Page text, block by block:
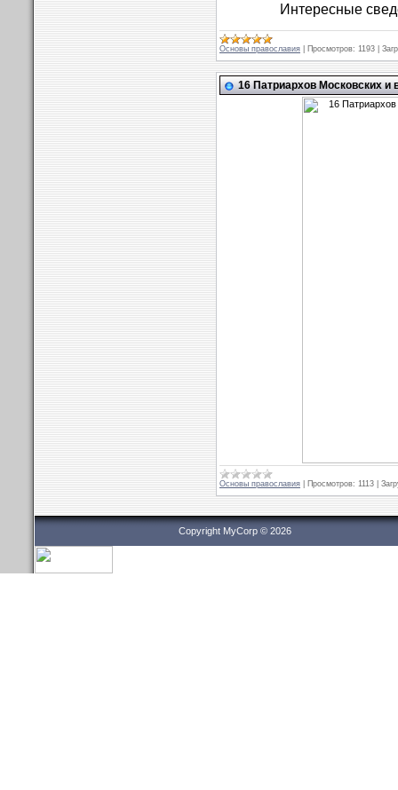
Интересные
Основы православия Просмотров: 1193
16 Патриархов Московских и
Основы православия Просмотров: 1113
Copyright MyCorp © 2026